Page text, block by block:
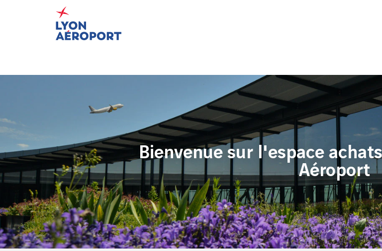
Bienvenue sur l'espace
Aéroport